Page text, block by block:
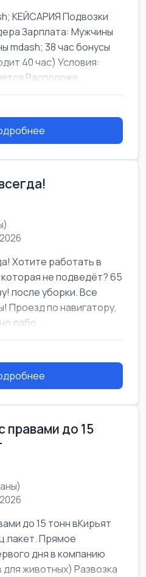
КЕЙСАРИЯ Подвозки
Зарплата: Мужчины
mdash; 38 час бонусы
40 час) Условия:
Расположе...
Хотите работать в
не подведёт? 65
после уборки. Все
Проезд по навигатору,
рабо...
до 15
до 15 тонн вКирьят
Прямое
дня в компанию
животных) Развозка